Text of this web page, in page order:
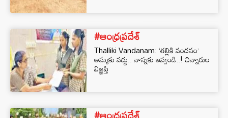
#ఆంధ్రప్రదేశ్
Thalliki Vandanam: ‘తల్లికి వందనం’
అమ్మకు వద్దు.. నాన్నకు ఇవ్వండి..! చిన్నారుల
విజ్ఞప్తి